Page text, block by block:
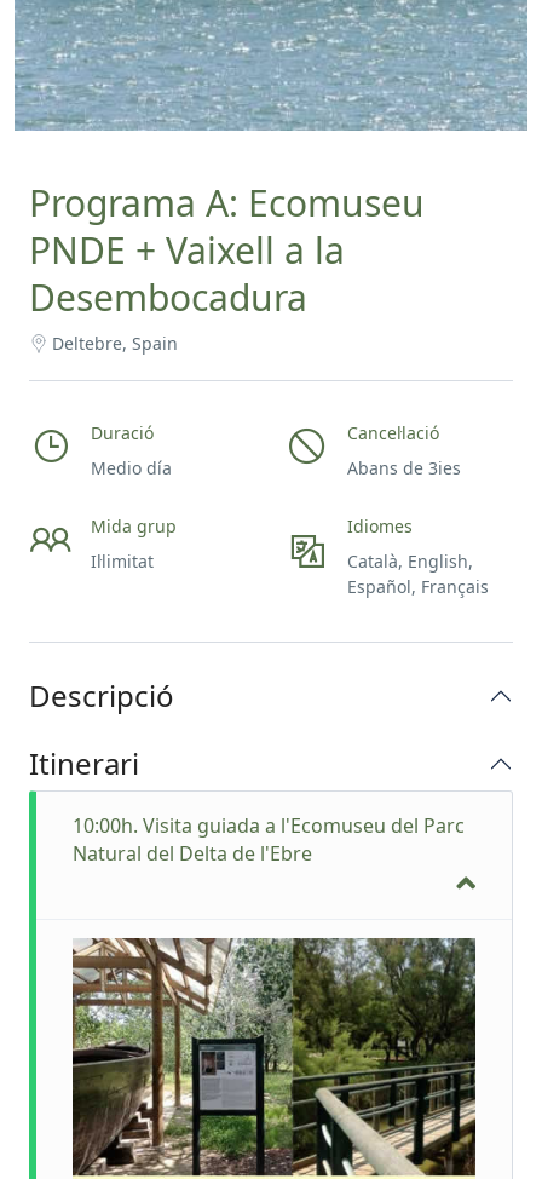
Programa A: Ecomuseu
PNDE + Vaixell a la
Desembocadura
Deltebre, Spain
Duració
Medio día
Cancel·lació
Abans de 3ies
Mida grup
Il·limitat
Idiomes
Català, English,
Español, Français
Descripció
Itinerari
10:00h. Visita guiada a l'Ecomuseu del Parc
Natural del Delta de l'Ebre